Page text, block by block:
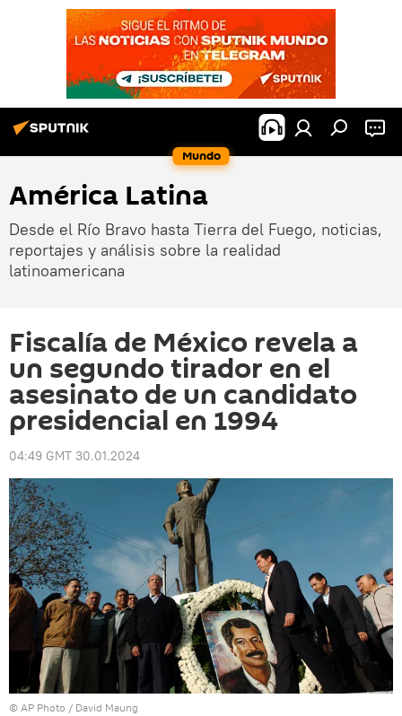
Mundo
América Latina
Desde el Río Bravo hasta Tierra del Fuego, noticias,
reportajes y análisis sobre la realidad
latinoamericana
Fiscalía de México revela a
un segundo tirador en el
asesinato de un candidato
presidencial en 1994
04:49 GMT 30.01.2024
© AP Photo / David Maung